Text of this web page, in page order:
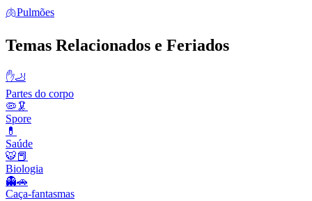
🫁Pulmões
Temas Relacionados e Feriados
✋🦶
Partes do corpo
🦠🦑
Spore
💊
Saúde
🐯📕
Biologia
👻🚗
Caça-fantasmas